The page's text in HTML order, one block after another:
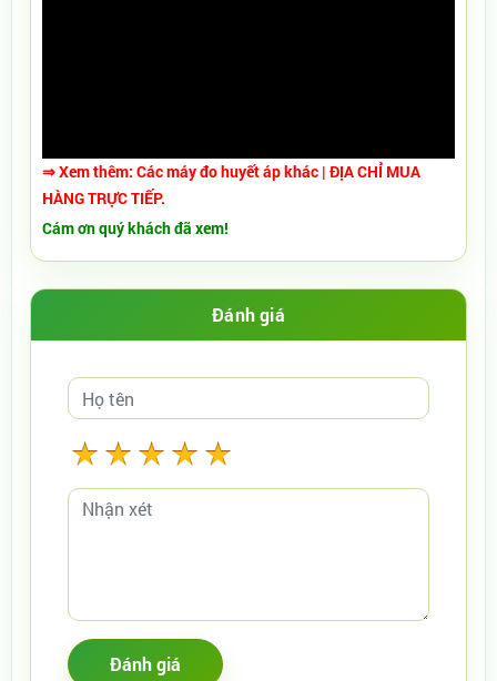
⇒ Xem thêm: Cácmáy đo huyết áp khác | ĐỊA CHỈ MUA
HÀNG TRỰC TIẾP.
Cám ơn quý khách đã xem!
Đánh giá